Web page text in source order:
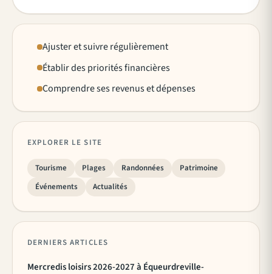
Ajuster et suivre régulièrement
Établir des priorités financières
Comprendre ses revenus et dépenses
EXPLORER LE SITE
Tourisme Plages Randonnées
Patrimoine
Événements
Actualités
DERNIERS ARTICLES
Mercredis loisirs 2026-2027 à Équeurdreville-